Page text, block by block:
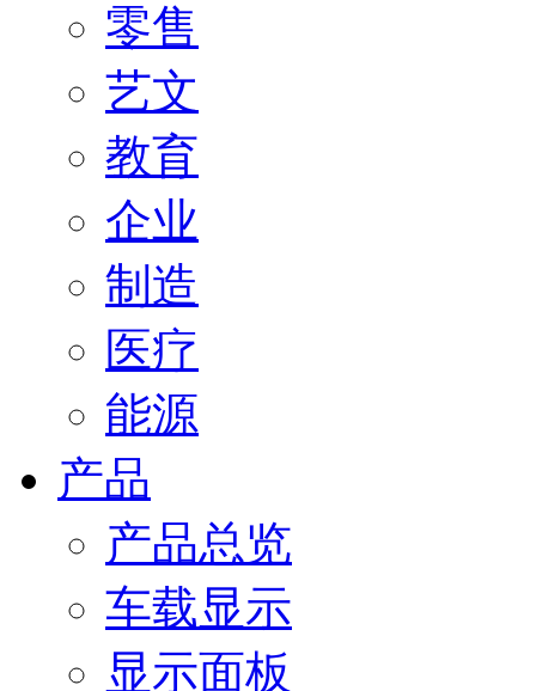
零售
艺文
教育
企业
制造
医疗
能源
产品
产品总览
车载显示
显示面板